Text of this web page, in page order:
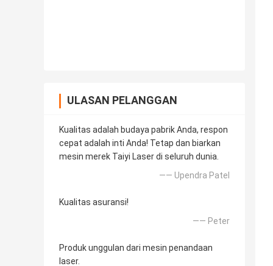
ULASAN PELANGGAN
Kualitas adalah budaya pabrik Anda, respon
cepat adalah inti Anda! Tetap dan biarkan
mesin merek Taiyi Laser di seluruh dunia.
—— Upendra Patel
Kualitas asuransi!
—— Peter
Produk unggulan dari mesin penandaan
laser.